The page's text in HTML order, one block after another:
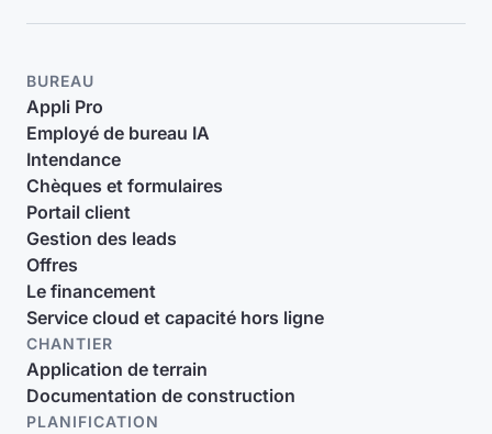
BUREAU
Appli Pro
Employé de bureau IA
Intendance
Chèques et formulaires
Portail client
Gestion des leads
Offres
Le financement
Service cloud et capacité hors ligne
CHANTIER
Application de terrain
Documentation de construction
PLANIFICATION